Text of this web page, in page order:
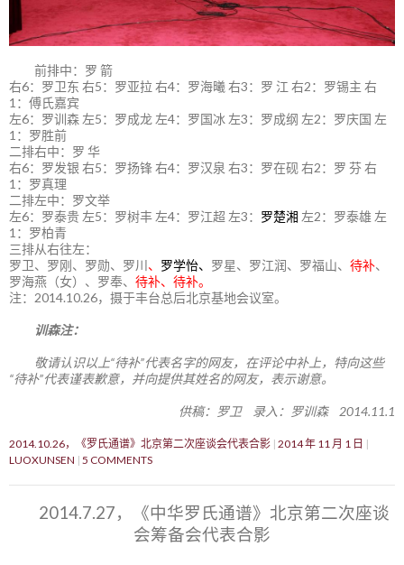
前排中：罗 箭
右6：罗卫东 右5：罗亚拉 右4：罗海曦 右3：罗 江 右2：罗锡主 右
1：傅氏嘉宾
左6：罗训森 左5：罗成龙 左4：罗国冰 左3：罗成纲 左2：罗庆国 左
1：罗胜前
二排右中：罗 华
右6：罗发银 右5：罗扬锋 右4：罗汉泉 右3：罗在砚 右2：罗 芬 右
1：罗真理
二排左中：罗文举
左6：罗泰贵 左5：罗树丰 左4：罗江超 左3： 罗楚湘 左2：罗泰雄 左
1：罗柏青
三排从右往左：
罗卫、罗刚、罗勋、罗川 、 罗学怡、 罗星、罗江润、罗福山、 待补、
罗海燕（女）、罗奉、 待补、待补。
注：2014.10.26，摄于丰台总后北京基地会议室。
训森注：
敬请认识以上“待补”代表名字的网友，在评论中补上，特向这些
“待补”代表谨表歉意，并向提供其姓名的网友，表示谢意。
供稿：罗卫 录入：罗训森 2014.11.1
2014.10.26，《罗氏通谱》北京第二次座谈会代表合影 2014 年 11 月 1 日
LUOXUNSEN 5 COMMENTS
2014.7.27，《中华罗氏通谱》北京第二次座谈
会筹备会代表合影